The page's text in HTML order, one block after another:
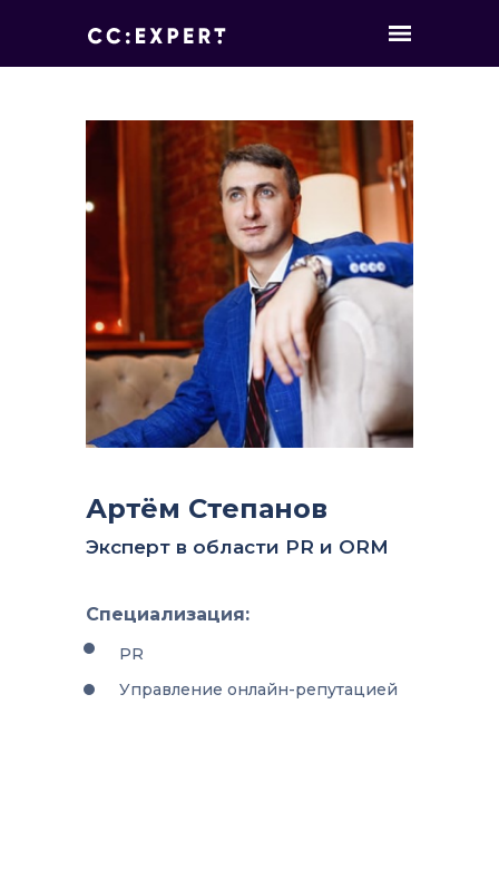
Артём Степанов
Эксперт в области PR и ORM
Специализация:
PR
Управление онлайн-репутацией